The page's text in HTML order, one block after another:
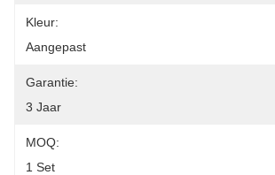
Kleur:
Aangepast
Garantie:
3 Jaar
MOQ:
1 Set